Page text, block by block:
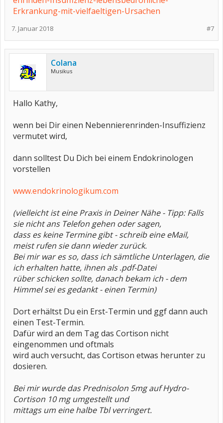
Erkrankung-mit-vielfaeltigen-Ursachen
#7
7. Januar 2018
Colana
Musikus
Hallo Kathy,
wenn bei Dir einen Nebennierenrinden-Insuffizienz
vermutet wird,
dann solltest Du Dich bei einem Endokrinologen
vorstellen
www.endokrinologikum.com
(vielleicht ist eine Praxis in Deiner Nähe - Tipp: Falls
sie nicht ans Telefon gehen oder sagen,
dass es keine Termine gibt - schreib eine eMail,
meist rufen sie dann wieder zurück.
Bei mir war es so, dass ich sämtliche Unterlagen, die
ich erhalten hatte, ihnen als .pdf-Datei
rüber schicken sollte, danach bekam ich - dem
Himmel sei es gedankt - einen Termin)
Dort erhältst Du ein Erst-Termin und ggf dann auch
einen Test-Termin.
Dafür wird an dem Tag das Cortison nicht
eingenommen und oftmals
wird auch versucht, das Cortison etwas herunter zu
dosieren.
Bei mir wurde das Prednisolon 5mg auf Hydro-
Cortison 10 mg umgestellt und
mittags um eine halbe Tbl verringert.